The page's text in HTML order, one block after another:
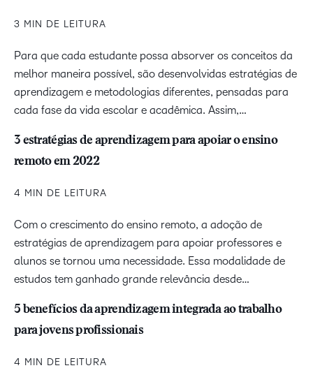
3 MIN DE LEITURA
Para que cada estudante possa absorver os conceitos da
melhor maneira possível, são desenvolvidas estratégias de
aprendizagem e metodologias diferentes, pensadas para
cada fase da vida escolar e acadêmica. Assim,…
3 estratégias de aprendizagem para apoiar o ensino
remoto em 2022
4 MIN DE LEITURA
Com o crescimento do ensino remoto, a adoção de
estratégias de aprendizagem para apoiar professores e
alunos se tornou uma necessidade. Essa modalidade de
estudos tem ganhado grande relevância desde…
5 benefícios da aprendizagem integrada ao trabalho
para jovens profissionais
4 MIN DE LEITURA